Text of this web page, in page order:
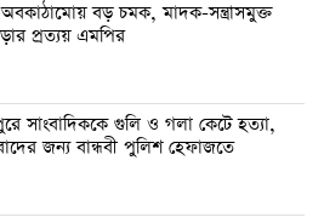
অবকাঠামোয় বড় চমক, মাদক-সন্ত্রাসমুক্ত
প্রত্যয় এমপির
সাংবাদিককে গুলি ও গলা কেটে হত্যা,
জন্য বান্ধবী পুলিশ হেফাজতে